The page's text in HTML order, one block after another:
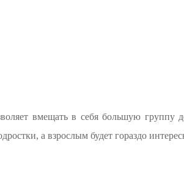
вмещать в себя большую
а взрослым будет гораздо